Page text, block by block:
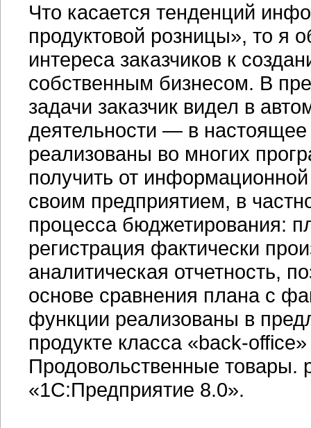
Что касается тенденций
продуктовой розницы», то я
интереса заказчиков к
собственным бизнесом. В
задачи заказчик видел в
деятельности — в
реализованы во многих
получить от
своим предприятием, в
процесса бюджетирования:
регистрация фактически
аналитическая отчетность,
основе сравнения плана с
функции реализованы в
продукте класса «back-
Продовольственные
«1С:Предприятие 8.0».